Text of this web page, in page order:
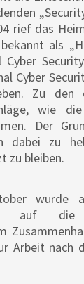
rief das
als
Cyber
Zu den
wie
Der
dabei zu
zu bleiben.
wurde
auf
Arbeit nach